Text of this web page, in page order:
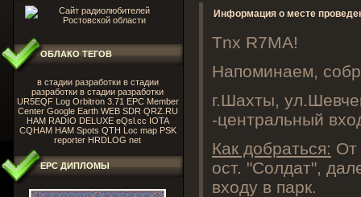
ОБЛАКО ТЕГОВ
в стадии разработки в стадии
разработки в стадии разработки
UR5EQF Log Orbitron 3.71 EPC Member
Center Google Earth WEB SDR QRZ.RU
HAM RADIO DELUXE eQsl.cc IOTA
CQHAM HAM Spots QTH Loc map PSK
reporter HRDLOG net
ЕРС ДИПЛОМЫ
Информация о месте
Tnx R7MA!
Напоминаем,
г.Шахты,
-центральный
Как добраться: От
ост. "Солдат",
входу в парк.